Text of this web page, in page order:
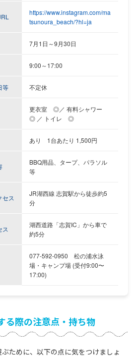
https://www.instagram.com/ma
tsunoura_beach/?hl=ja
7月1日～9月30日
9:00～17:00
等 不定休
更衣室 ◎／ 有料シャワー
◎ ／ トイレ ◎
あり 1台あたり 1,500円
BBQ用品、タープ、パラソル
等
セス
JR湖西線 志賀駅から徒歩約5
分
ス
湖西道路「志賀IC」から車で
約5分
077-592-0950 松の浦水泳
場・キャンプ場 (受付9:00〜
17:00)
る際の注意点・持ち物
ために、以下の点に気をつけましょ